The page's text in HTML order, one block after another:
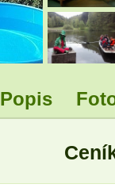
Popis